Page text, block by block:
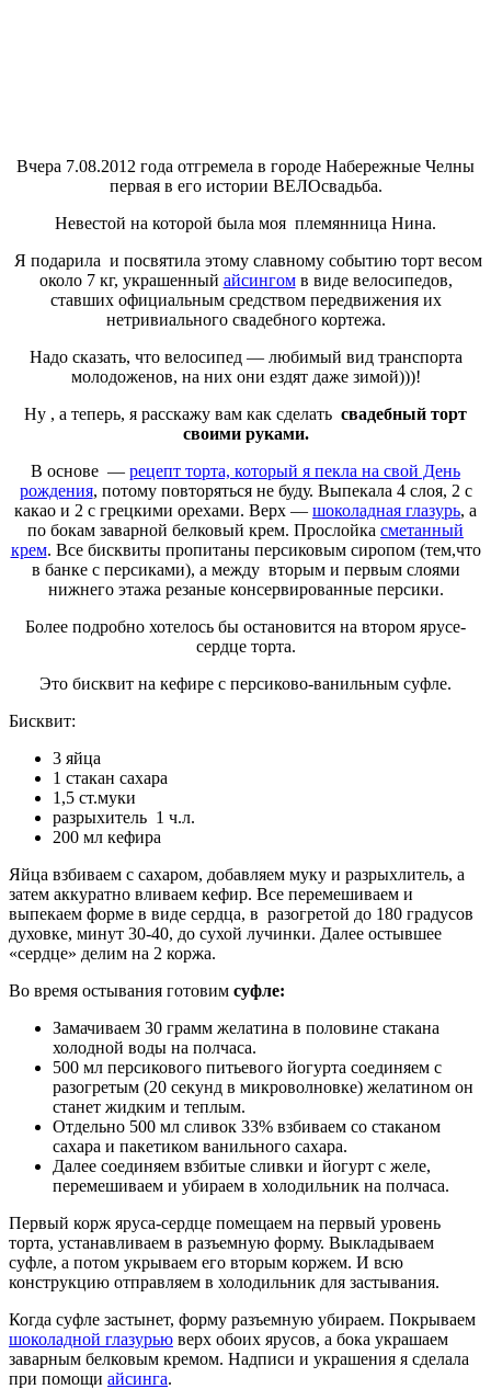
Вчера 7.08.2012 года отгремела в городе Набережные Челны
первая в его истории ВЕЛОсвадьба.
Невестой на которой была моя племянница Нина.
Я подарила и посвятила этому славному событию торт весом
около 7 кг, украшенный айсингомв виде велосипедов,
ставших официальным средством передвижения их
нетривиального свадебного кортежа.
Надо сказать, что велосипед — любимый вид транспорта
молодоженов, на них они ездят даже зимой)))!
Ну , а теперь, я расскажу вам как сделать свадебный торт
своими руками.
В основе — рецепт торта, который я пекла на свой День
рождения, потому повторяться не буду. Выпекала 4 слоя, 2 с
какао и 2 с грецкими орехами. Верх — шоколадная глазурь, а
по бокам заварной белковый крем. Прослойка сметанный
крем. Все бисквиты пропитаны персиковым сиропом (тем,что
в банке с персиками), а между вторым и первым слоями
нижнего этажа резаные консервированные персики.
Более подробно хотелось бы остановится на втором ярусе-
сердце торта.
Это бисквит на кефире с персиково-ванильным суфле.
Бисквит:
3 яйца
1 стакан сахара
1,5 ст.муки
разрыхитель 1 ч.л.
200 мл кефира
Яйца взбиваем с сахаром, добавляем муку и разрыхлитель, а
затем аккуратно вливаем кефир. Все перемешиваем и
выпекаем форме в виде сердца, в разогретой до 180 градусов
духовке, минут 30-40, до сухой лучинки. Далее остывшее
«сердце» делим на 2 коржа.
Во время остывания готовим суфле:
Замачиваем 30 грамм желатина в половине стакана
холодной воды на полчаса.
500 мл персикового питьевого йогурта соединяем с
разогретым (20 секунд в микроволновке) желатином он
станет жидким и теплым.
Отдельно 500 мл сливок 33% взбиваем со стаканом
сахара и пакетиком ванильного сахара.
Далее соединяем взбитые сливки и йогурт с желе,
перемешиваем и убираем в холодильник на полчаса.
Первый корж яруса-сердце помещаем на первый уровень
торта, устанавливаем в разъемную форму. Выкладываем
суфле, а потом укрываем его вторым коржем. И всю
конструкцию отправляем в холодильник для застывания.
Когда суфле застынет, форму разъемную убираем. Покрываем
шоколадной глазурью верх обоих ярусов, а бока украшаем
заварным белковым кремом. Надписи и украшения я сделала
при помощи айсинга.